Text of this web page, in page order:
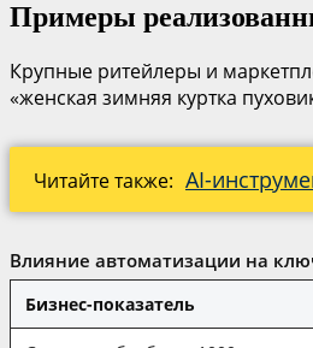
Примеры
Крупные ритейлеры и
«женская зимняя куртка
Читайте также: AI-
Влияние автоматизации на
Бизнес-показатель